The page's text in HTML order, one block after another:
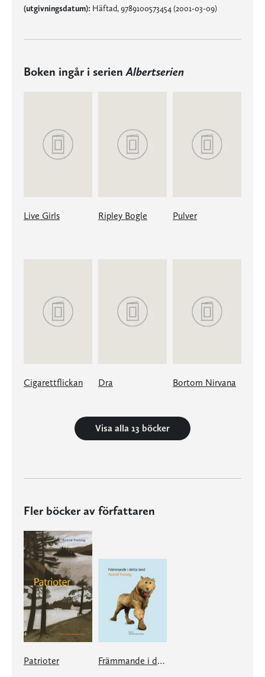
(utgivningsdatum): Häftad, 9789100573454 (2001-03-09)
Boken ingår i serienAlbertserien
Live Girls Ripley Bogle Pulver
Cigarettflickan Dra Bortom Nirvana
Visa alla 13 böcker
Fler böcker av författaren
Patrioter Främmande i detta land